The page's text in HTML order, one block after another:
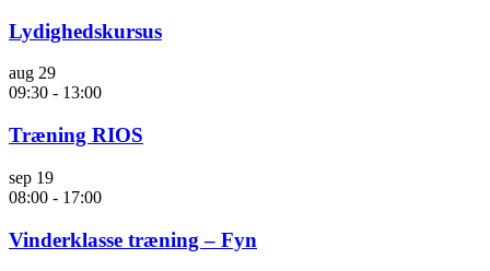
Lydighedskursus
aug 29
09:30 - 13:00
Træning RIOS
sep 19
08:00 - 17:00
Vinderklasse træning – Fyn